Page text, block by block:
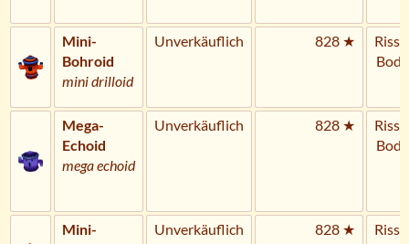
Mini-
Bohroid
mini drilloid
Unverkäuflich 828 ★
Riss
Mega-
Echoid
mega echoid
Unverkäuflich 828 ★
Riss
Mini-
Unverkäuflich 828 ★
Riss